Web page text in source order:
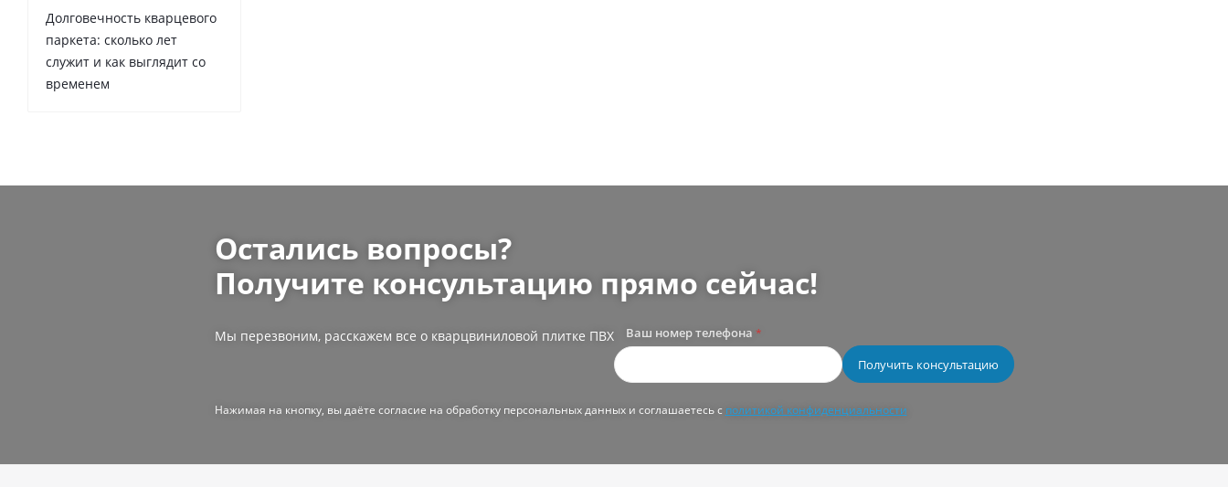
Долговечность кварцевого
паркета: сколько лет
служит и как выглядит со
временем
Остались вопросы?
Получите консультацию прямо сейчас!
Мы перезвоним, расскажем все о кварцвиниловой плитке ПВХ Ваш номер телефона *
Нажимая на кнопку, вы даёте согласие на обработку персональных данных и соглашаетесь с политикой конфиденциальности